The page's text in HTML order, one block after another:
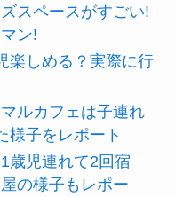
スペースがすごい!
ン!
楽しめる？実際に行
ルカフェは子連れ
様子をレポート
歳児連れて2回宿
の様子もレポー